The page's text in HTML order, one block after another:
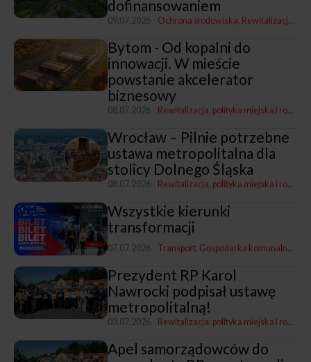
dofinansowaniem
09.07.2026 Ochrona środowiska Rewitalizacja, polityka miejska i rozwój
Bytom - Od kopalni do
innowacji. W mieście
powstanie akcelerator
biznesowy
08.07.2026 Rewitalizacja, polityka miejska i rozwój
Wrocław – Pilnie potrzebne
ustawa metropolitalna dla
stolicy Dolnego Śląska
08.07.2026 Rewitalizacja, polityka miejska i rozwój
Wszystkie kierunki
transformacji
07.07.2026 Transport Gospodarka komunalna
Prezydent RP Karol
Nawrocki podpisał ustawę
metropolitalną!
03.07.2026 Rewitalizacja, polityka miejska i rozwój
Apel samorządowców do